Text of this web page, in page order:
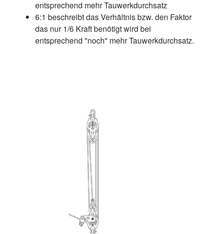
entsprechend mehr Tauwerkdurchsatz
6:1 beschreibt das Verhältnis bzw. den Faktor
das nur 1/6 Kraft benötigt wird bei
entsprechend "noch" mehr Tauwerkdurchsatz.